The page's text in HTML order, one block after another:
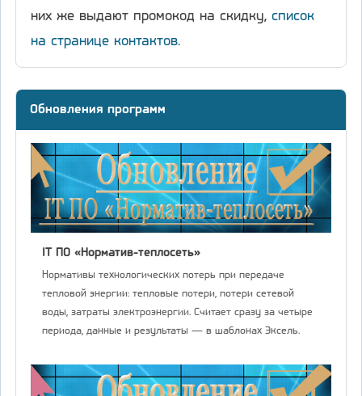
них же выдают промокод на скидку, список
на странице контактов.
Обновления программ
IT ПО «Норматив-теплосеть»
Нормативы технологических потерь при передаче
тепловой энергии: тепловые потери, потери сетевой
воды, затраты электроэнергии. Считает сразу за четыре
периода, данные и результаты — в шаблонах Эксель.